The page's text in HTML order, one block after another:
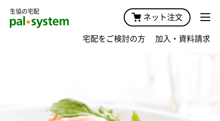
生協の宅配
ネット注文
宅配をご検討の方 加入・資料請求